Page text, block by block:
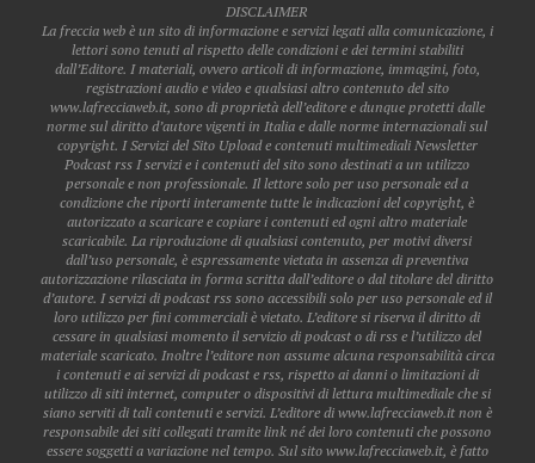
DISCLAIMER
La freccia web è un sito di informazione e servizi legati alla comunicazione, i
lettori sono tenuti al rispetto delle condizioni e dei termini stabiliti
dall’Editore. I materiali, ovvero articoli di informazione, immagini, foto,
registrazioni audio e video e qualsiasi altro contenuto del sito
www.lafrecciaweb.it, sono di proprietà dell’editore e dunque protetti dalle
norme sul diritto d’autore vigenti in Italia e dalle norme internazionali sul
copyright. I Servizi del Sito Upload e contenuti multimediali Newsletter
Podcast rss I servizi e i contenuti del sito sono destinati a un utilizzo
personale e non professionale. Il lettore solo per uso personale ed a
condizione che riporti interamente tutte le indicazioni del copyright, è
autorizzato a scaricare e copiare i contenuti ed ogni altro materiale
scaricabile. La riproduzione di qualsiasi contenuto, per motivi diversi
dall’uso personale, è espressamente vietata in assenza di preventiva
autorizzazione rilasciata in forma scritta dall’editore o dal titolare del diritto
d’autore. I servizi di podcast rss sono accessibili solo per uso personale ed il
loro utilizzo per fini commerciali è vietato. L’editore si riserva il diritto di
cessare in qualsiasi momento il servizio di podcast o di rss e l’utilizzo del
materiale scaricato. Inoltre l’editore non assume alcuna responsabilità circa
i contenuti e ai servizi di podcast e rss, rispetto ai danni o limitazioni di
utilizzo di siti internet, computer o dispositivi di lettura multimediale che si
siano serviti di tali contenuti e servizi. L’editore di www.lafrecciaweb.it non è
responsabile dei siti collegati tramite link né dei loro contenuti che possono
essere soggetti a variazione nel tempo. Sul sito www.lafrecciaweb.it, è fatto